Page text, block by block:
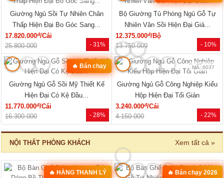
- 31%
Giường Ngủ Sồi Tự Nhiên Chân
Thấp Hiện Đại Bo Góc Sang...
17.820.000đ/Cái
25.800.000
- 10%
Bộ Giường Tủ Phòng Ngủ Gỗ Tự
Nhiên Vân Sồi Hiện Đại Giá...
12.375.000đ/Bộ
13.750.000
- 28%
🔥 Bán chạy
MÃ: 7723
Giường Ngủ Gỗ Sồi Mỹ Thiết Kế
Hiện Đại Có Kệ Đầu...
11.770.000đ/Cái
16.300.000
- 22%
MÃ: 6037
Giường Ngủ Gỗ Công Nghiệp Kiểu
Hộp Hiện Đại Tối Giản
3.240.000đ/Cái
4.150.000
NỘI THẤT PHÒNG KHÁCH Xem tất cả »
🔥 HÀNG THANH LÝ 🔥 Bán chạy 2026
MÃ: 2582